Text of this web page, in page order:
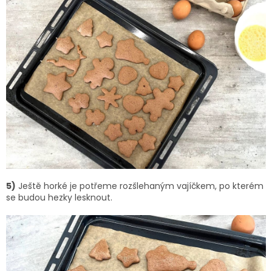
5) Ještě horké je potřeme rozšlehaným vajíčkem, po kterém
se budou hezky lesknout.